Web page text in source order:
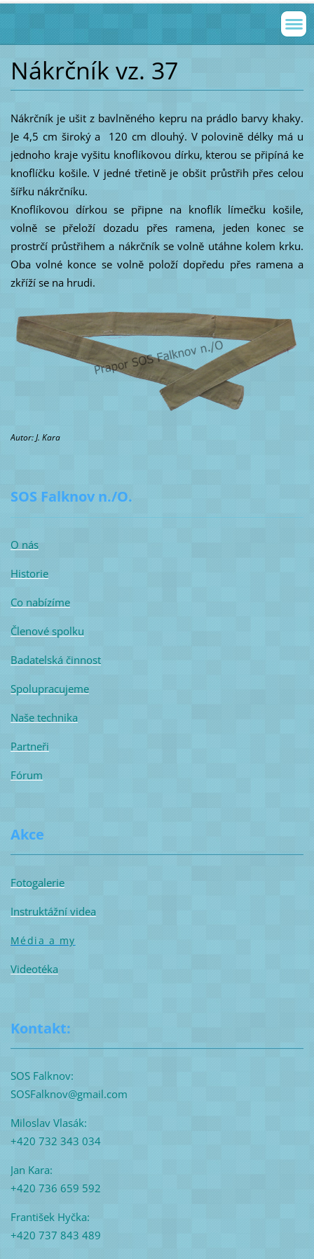
Nákrčník vz. 37
Nákrčník je ušit z bavlněného kepru na prádlo barvy khaky.
Je 4,5 cm široký a 120 cm dlouhý. V polovině délky má u
jednoho kraje vyšitu knoflíkovou dírku, kterou se připíná ke
knoflíčku košile. V jedné třetině je obšit průstřih přes celou
šířku nákrčníku.
Knoflíkovou dírkou se připne na knoflík límečku košile,
volně se přeloží dozadu přes ramena, jeden konec se
prostrčí průstřihem a nákrčník se volně utáhne kolem krku.
Oba volné konce se volně položí dopředu přes ramena a
zkříží se na hrudi.
Autor: J. Kara
SOS Falknov n./O.
O nás
Historie
Co nabízíme
Členové spolku
Badatelská činnost
Spolupracujeme
Naše technika
Partneři
Fórum
Akce
Fotogalerie
Instruktážní videa
Média a my
Videotéka
Kontakt:
SOS Falknov:
SOSFalknov@gmail.com
Miloslav Vlasák:
+420 732 343 034
Jan Kara:
+420 736 659 592
František Hyčka:
+420 737 843 489